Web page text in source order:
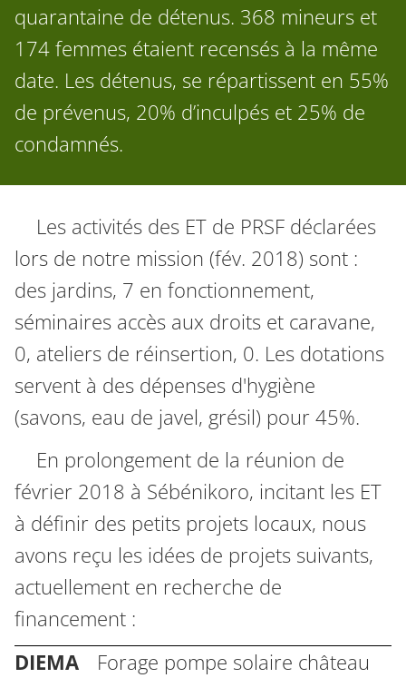
quarantaine de détenus. 368 mineurs et
174 femmes étaient recensés à la même
date. Les détenus, se répartissent en 55%
de prévenus, 20% d’inculpés et 25% de
condamnés.
Les activités des ET de PRSF déclarées
lors de notre mission (fév. 2018) sont :
des jardins, 7 en fonctionnement,
séminaires accès aux droits et caravane,
0, ateliers de réinsertion, 0. Les dotations
servent à des dépenses d'hygiène
(savons, eau de javel, grésil) pour 45%.
En prolongement de la réunion de
février 2018 à Sébénikoro, incitant les ET
à définir des petits projets locaux, nous
avons reçu les idées de projets suivants,
actuellement en recherche de
financement :
DIEMA
Forage pompe solaire château